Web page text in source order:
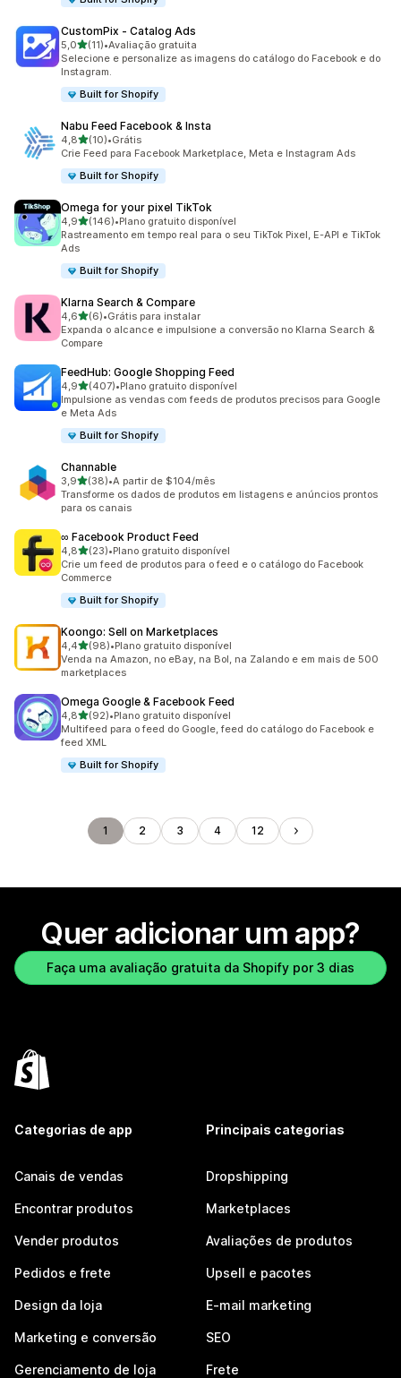
CustomPix ‑ Catalog Ads
5,0de 5 estrelas
(11)
11 avaliações ao todo
•Avaliação gratuita
Selecione e personalize as imagens do catálogo do Facebook e do
Instagram.
Built for Shopify
Nabu Feed Facebook & Insta
4,8de 5 estrelas
(10)
10 avaliações ao todo
•Grátis
Crie Feed para Facebook Marketplace, Meta e Instagram Ads
Built for Shopify
Omega for your pixel TikTok
4,9de 5 estrelas
(146)
146 avaliações ao todo
•Plano gratuito disponível
Rastreamento em tempo real para o seu TikTok Pixel, E-API e TikTok
Ads
Built for Shopify
Klarna Search & Compare
4,6de 5 estrelas
(6)
6 avaliações ao todo
•Grátis para instalar
Expanda o alcance e impulsione a conversão no Klarna Search &
Compare
FeedHub: Google Shopping Feed
4,9de 5 estrelas
(407)
407 avaliações ao todo
•Plano gratuito disponível
Impulsione as vendas com feeds de produtos precisos para Google
e Meta Ads
Built for Shopify
Channable
3,9de 5 estrelas
(38)
38 avaliações ao todo
•A partir de $104/mês
Transforme os dados de produtos em listagens e anúncios prontos
para os canais
∞ Facebook Product Feed
4,8de 5 estrelas
(23)
23 avaliações ao todo
•Plano gratuito disponível
Crie um feed de produtos para o feed e o catálogo do Facebook
Commerce
Built for Shopify
Koongo: Sell on Marketplaces
4,4de 5 estrelas
(98)
98 avaliações ao todo
•Plano gratuito disponível
Venda na Amazon, no eBay, na Bol, na Zalando e em mais de 500
marketplaces
Omega Google & Facebook Feed
4,8de 5 estrelas
(92)
92 avaliações ao todo
•Plano gratuito disponível
Multifeed para o feed do Google, feed do catálogo do Facebook e
feed XML
Built for Shopify
1 2 3 4 12
Quer adicionar um app?
Faça uma avaliação gratuita da Shopify por 3 dias
Categorias de app
Canais de vendas
Encontrar produtos
Vender produtos
Pedidos e frete
Design da loja
Marketing e conversão
Gerenciamento de loja
Principais categorias
Dropshipping
Marketplaces
Avaliações de produtos
Upsell e pacotes
E-mail marketing
SEO
Frete